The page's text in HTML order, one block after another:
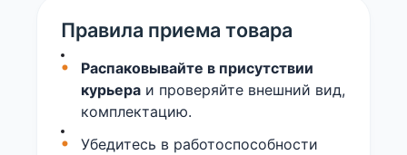
Правила приема товара
Распаковывайте в присутствии
курьераи проверяйте внешний вид,
комплектацию.
Убедитесь в работоспособности